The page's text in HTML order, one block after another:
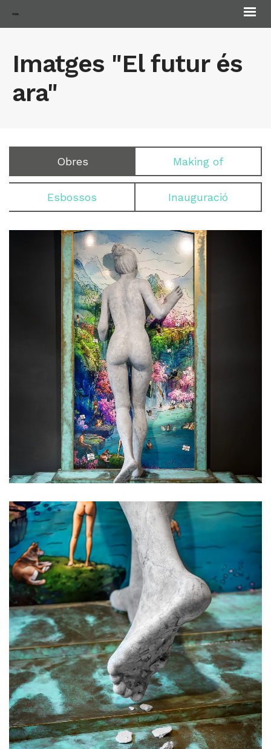
Andorra Biennale
Imatges "El futur és
ara"
Obres Making of
Esbossos Inauguració